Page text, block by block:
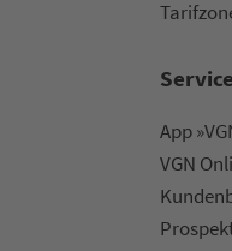
Service
App
VGN